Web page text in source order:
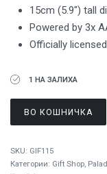
15cm (5.9″) tall
Powered by 3x
Officially
1 НА ЗАЛИХА
ВО КОШНИЧКА
SKU: GIF115
Категории: Gift Shop,